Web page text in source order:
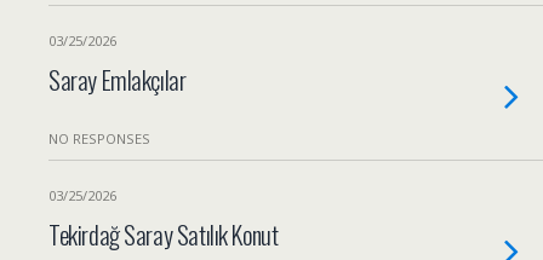
03/25/2026
Saray Emlakçılar
NO RESPONSES
03/25/2026
Tekirdağ Saray Satılık Konut